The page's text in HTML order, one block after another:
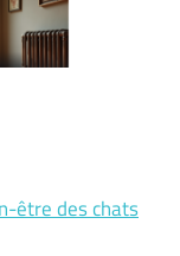
être des chats